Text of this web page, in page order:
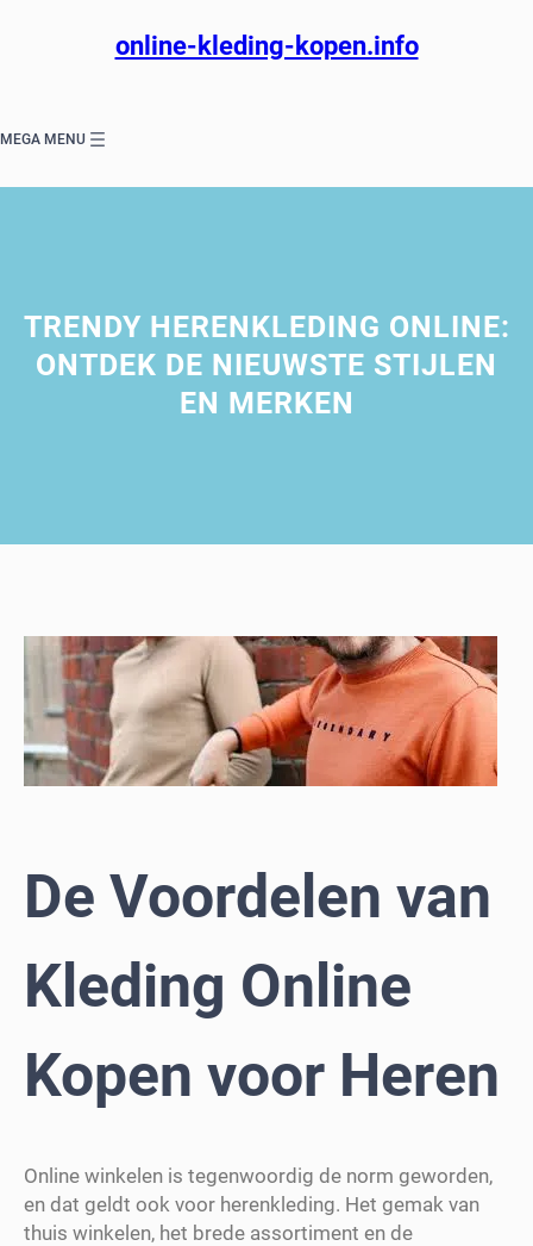
online-kleding-kopen.info
MEGA MENU
TRENDY HERENKLEDING ONLINE:
ONTDEK DE NIEUWSTE STIJLEN
EN MERKEN
De Voordelen van
Kleding Online
Kopen voor Heren
Online winkelen is tegenwoordig de norm geworden,
en dat geldt ook voor herenkleding. Het gemak van
thuis winkelen, het brede assortiment en de